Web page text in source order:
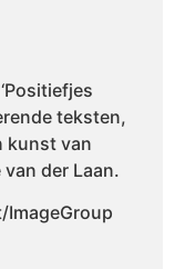
teksten,
kunst van
der Laan.
ImageGroup